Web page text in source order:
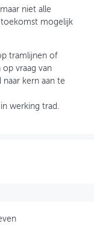
niet alle
toekomst mogelijk
tramlijnen of
vraag van
kern aan te
werking trad.